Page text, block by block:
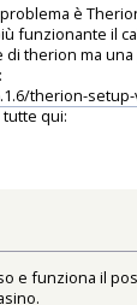
è
funzionante il
therion ma
therion-setup-
qui:
e funziona il